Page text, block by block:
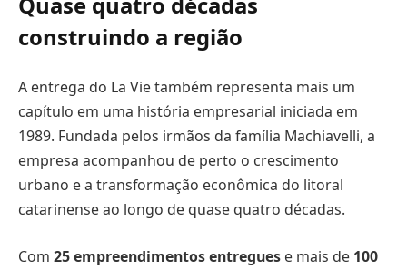
construindo a região
A entrega do La Vie também representa mais um
capítulo em uma história empresarial iniciada em
1989. Fundada pelos irmãos da família Machiavelli, a
empresa acompanhou de perto o crescimento
urbano e a transformação econômica do litoral
catarinense ao longo de quase quatro décadas.
Com 25 empreendimentos entregues e mais de 100